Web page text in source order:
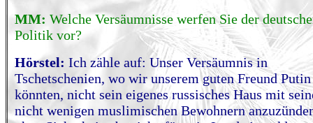
MM: Welche Versäumnisse werfen Sie der
Politik vor?
Hörstel: Ich zähle auf: Unser Versäumnis in
Tschetschenien, wo wir unserem guten Freund
könnten, nicht sein eigenes russisches Haus mit
nicht wenigen muslimischen Bewohnern